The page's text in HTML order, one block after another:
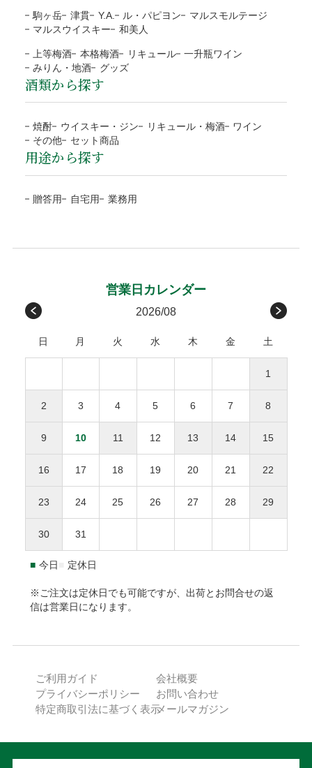
ラッピング
無料
目的やお相手に合わせて選べる
4種類のラッピング
当店オリジナル(汎
用)
包装紙B
メッセージカード
無料
お母さんいつもありがとう
お父さんいつもありがとう
なります。
応となります。
到着日に指定がない場合、最短日程での発送となりま
なります。
お支払方法が前払「銀行振込・コンビニ決済(払込票)」
の場合、ご入金確認後の発送。
商品合計額 代引き手数料
9,999円(税込)以下
330円
10,000円(税込)以上
NP後払い
ご注文確認後に最短発送。商品の到着を確認してから、「コ
ンビニ」「郵便局」「銀行」「PayPay」で後払いできる安
ますので、発行から14日以内にお支払いをお願いします。お
※１万円以上の購入は当社負担
請求書は、商品とは別に郵送されます、発行から14日
9,999円(税込)以下
277円
10,000円(税込)以上
無料
払いサービスが適用され、同社へ代金債権を譲渡します。
後払い利用規約及び同社のプライバシーポリシーに同意し
て、後払いサービスをご選択下さい。
下記URLからご確認下さい。
https://np-atobarai.jp/about/
用下さい。
※弊社は未成年者に酒類を販売いたしません。
ご注文確認後に最短発送。PayPayアカウントをお持ちの方で
あれば、ご利用可能です。
ご注文日から発送日までの期間が30日を超える場合、
ご利用できません。
地域 都道府県 送料
北海道 北海道
東北
青森、岩手、宮城、秋田、
山形、福島
関東/信越
茨城、栃木、群馬、埼玉、
千葉、東京、神奈川、
新潟、山梨、長野
静岡、愛知、三重
徳島、香川、愛媛、高知
九州
福岡、佐賀、長崎、熊本、
450円
ひとつの配達先につき総額1万円以上の商品購入で送料
無料。
※送料や決済手数料は1万円に含まれません
離島地域は通常より3〜7日間程度、お届けに時間がか
1.8L瓶（一升瓶）は8本まで、900ml以下は20本までが
１個口となります。
海外への発送はできません。
お客様のご負担はございません。
商品の返送にご協力頂けない場合、連絡なく返送され
た場合、対応をお断りいたします。
運送会社の破損による代品
お客様にご連絡いたします。また商品のお受取りの際に破損
していた場合、その旨を運送会社に伝え、商品の受取拒否
原則として、お客様のご都合による返品・交換、および運送
会社や受取人様が原因でのお届けの遅延による返品は承って
着後3日以内にご連絡をいただいた場合、下記条件で対応さ
をご負担ください。
返品された商品の梱包が開封されていた場合、返金・
交換をお断りいたします。
本坊酒造株式会社 特販課
〒891-0122 鹿児島県鹿児島市南栄3-27
(TEL)050-3530-8482
駒ヶ岳 津貫 Y.A. ル・パピヨン
マルスモルテージ
マルスウイスキー
和美人
上等梅酒 本格梅酒 リキュール
一升瓶ワイン
みりん・地酒
グッズ
酒類から探す
焼酎 ウイスキー・ジン リキュール・梅酒
ワイン
その他
セット商品
用途から探す
贈答用 自宅用 業務用
2026/08
日 月 火 水 木 金 土
1
2 3 4 5 6 7 8
9 10 11 12 13 14 15
16 17 18 19 20 21 22
23 24 25 26 27 28 29
30 31
■ 今日 定休日
※ご注文は定休日でも可能ですが、出荷とお問合せの返
信は営業日になります。
ご利用ガイド
会社概要
プライバシーポリシー
お問い合わせ
特定商取引法に基づく表示メールマガジン